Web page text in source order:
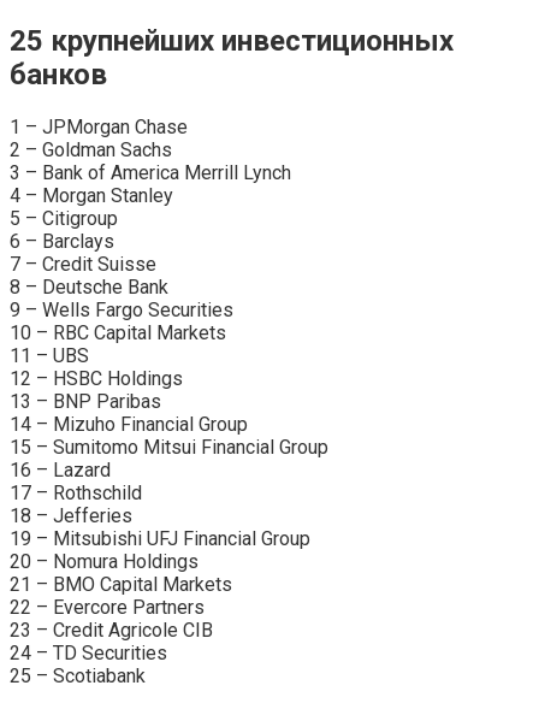
25 крупнейших инвестиционных
банков
1 – JPMorgan Chase
2 – Goldman Sachs
3 – Bank of America Merrill Lynch
4 – Morgan Stanley
5 – Citigroup
6 – Barclays
7 – Credit Suisse
8 – Deutsche Bank
9 – Wells Fargo Securities
10 – RBC Capital Markets
11 – UBS
12 – HSBC Holdings
13 – BNP Paribas
14 – Mizuho Financial Group
15 – Sumitomo Mitsui Financial Group
16 – Lazard
17 – Rothschild
18 – Jefferies
19 – Mitsubishi UFJ Financial Group
20 – Nomura Holdings
21 – BMO Capital Markets
22 – Evercore Partners
23 – Credit Agricole CIB
24 – TD Securities
25 – Scotiabank